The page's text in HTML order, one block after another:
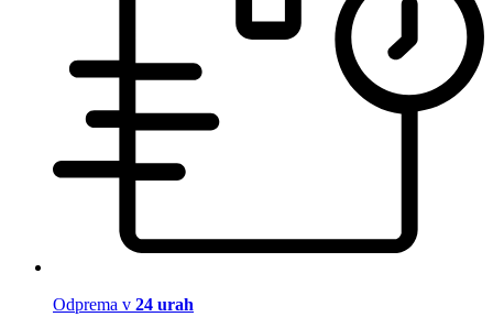
Odprema v 24 urah